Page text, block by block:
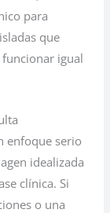
para
que
igual
enfoque serio
idealizada
clínica. Si
o una